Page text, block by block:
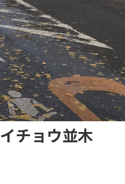
イチョウ並木